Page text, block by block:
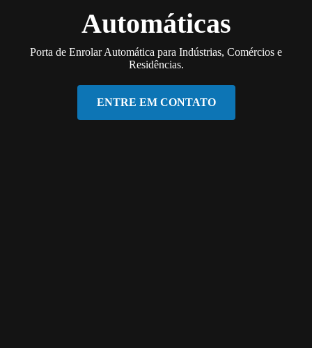
Automáticas
Porta de Enrolar Automática para Indústrias, Comércios e
Residências.
ENTRE EM CONTATO